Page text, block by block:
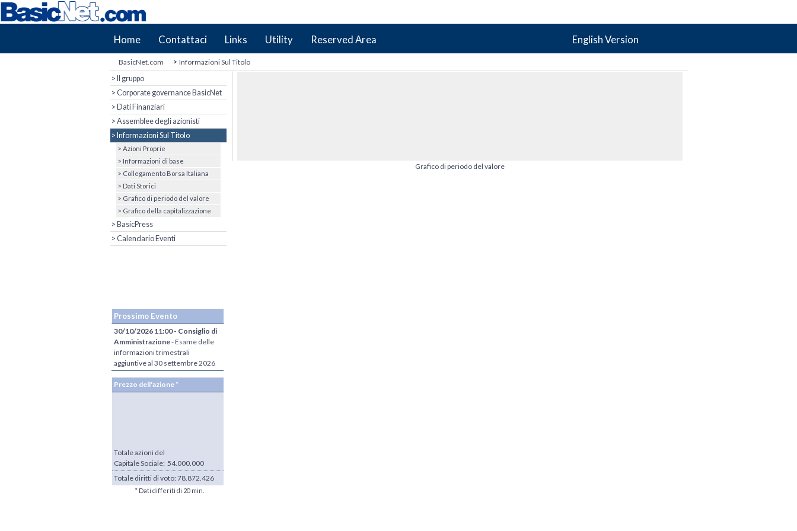
Home Contattaci Links Utility Reserved Area English Version
BasicNet.com > Informazioni Sul Titolo
Grafico di periodo del valore
> Il gruppo
> Corporate governance BasicNet
> Dati Finanziari
> Assemblee degli azionisti
> Informazioni Sul Titolo
> Azioni Proprie
> Informazioni di base
> Collegamento Borsa Italiana
> Dati Storici
> Grafico di periodo del valore
> Grafico della capitalizzazione
> BasicPress
> Calendario Eventi
Prossimo Evento
30/10/2026 11:00 - Consiglio di
Amministrazione- Esame delle
informazioni trimestrali
aggiuntive al 30 settembre 2026
Prezzo dell'azione *
Totale azioni del
Capitale Sociale: 54.000.000
Totale diritti di voto:78.872.426
* Dati differiti di 20 min.